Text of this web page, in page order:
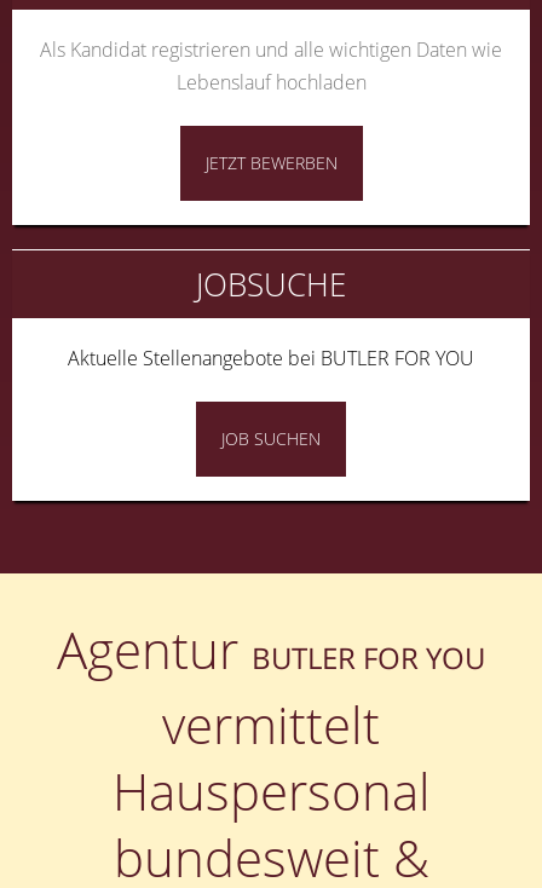
Als Kandidat registrieren und alle wichtigen Daten wie
Lebenslauf hochladen
JETZT BEWERBEN
JOBSUCHE
Aktuelle Stellenangebote bei BUTLER FOR YOU
JOB SUCHEN
Agentur BUTLER FOR YOU
vermittelt
Hauspersonal
bundesweit &